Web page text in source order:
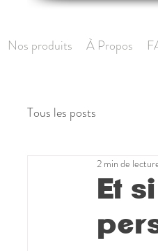
Nos produits À Propos
Tous les posts
Et
2 min de